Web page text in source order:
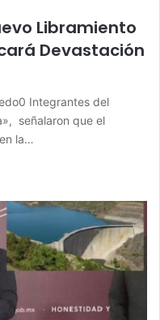
Libramiento
Devastación
Integrantes del
señalaron que el
la…